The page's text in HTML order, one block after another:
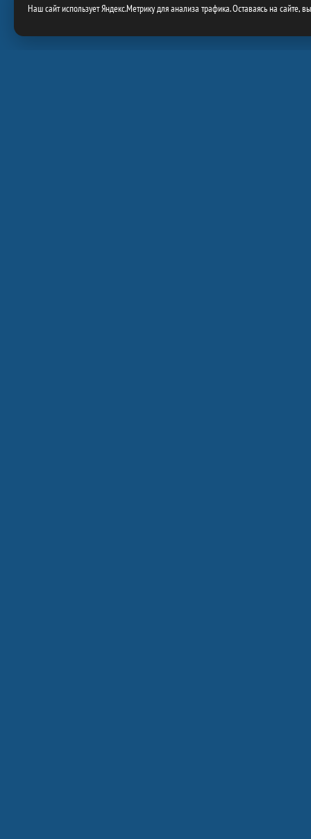
Наш сайт использует Яндекс.Метрику для анализа трафика. Оставаясь на сайте,